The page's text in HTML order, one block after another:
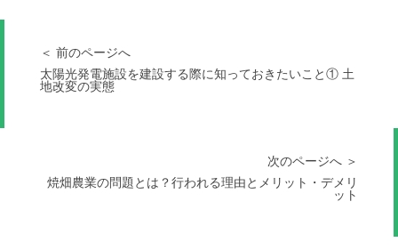
＜ 前のページへ
太陽光発電施設を建設する際に知っておきたいこと① 土
地改変の実態
次のページへ ＞
焼畑農業の問題とは？行われる理由とメリット・デメリ
ット